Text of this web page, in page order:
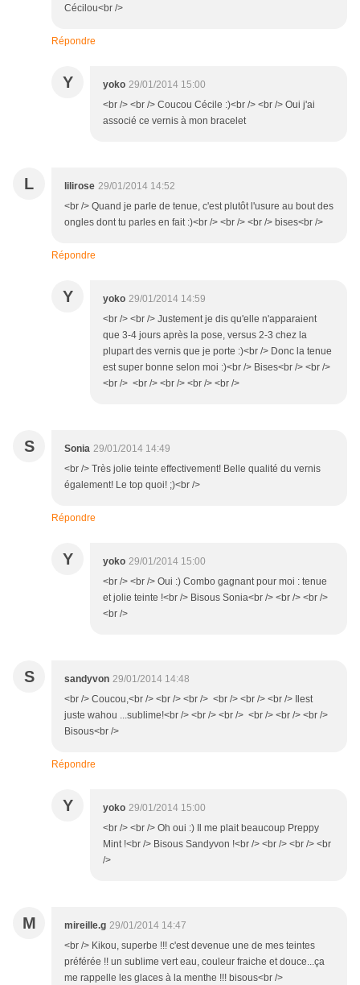
Cécilou<br />
Répondre
Y yoko 29/01/2014 15:00
<br /> <br /> Coucou Cécile :)<br /> <br /> Oui j'ai
associé ce vernis à mon bracelet
L lilirose 29/01/2014 14:52
<br /> Quand je parle de tenue, c'est plutôt l'usure au bout des
ongles dont tu parles en fait :)<br /> <br /> <br /> bises<br />
Répondre
Y yoko 29/01/2014 14:59
<br /> <br /> Justement je dis qu'elle n'apparaient
que 3-4 jours après la pose, versus 2-3 chez la
plupart des vernis que je porte :)<br /> Donc la tenue
est super bonne selon moi :)<br /> Bises<br /> <br />
<br /> <br /> <br /> <br /> <br />
S Sonia 29/01/2014 14:49
<br /> Très jolie teinte effectivement! Belle qualité du vernis
également! Le top quoi! ;)<br />
Répondre
Y yoko 29/01/2014 15:00
<br /> <br /> Oui :) Combo gagnant pour moi : tenue
et jolie teinte !<br /> Bisous Sonia<br /> <br /> <br />
<br />
S sandyvon 29/01/2014 14:48
<br /> Coucou,<br /> <br /> <br /> <br /> <br /> <br /> Ilest
juste wahou ...sublime!<br /> <br /> <br /> <br /> <br /> <br />
Bisous<br />
Répondre
Y yoko 29/01/2014 15:00
<br /> <br /> Oh oui :) Il me plait beaucoup Preppy
Mint !<br /> Bisous Sandyvon !<br /> <br /> <br /> <br
/>
M mireille.g 29/01/2014 14:47
<br /> Kikou, superbe !!! c'est devenue une de mes teintes
préférée !! un sublime vert eau, couleur fraiche et douce...ça
me rappelle les glaces à la menthe !!! bisous<br />